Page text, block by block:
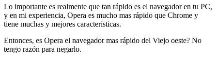
Lo importante es realmente que tan rápido es el navegador en tu PC,
y en mi experiencia, Opera es mucho mas rápido que Chrome y
tiene muchas y mejores características.
Entonces, es Opera el navegador mas rápido del Viejo oeste? No
tengo razón para negarlo.